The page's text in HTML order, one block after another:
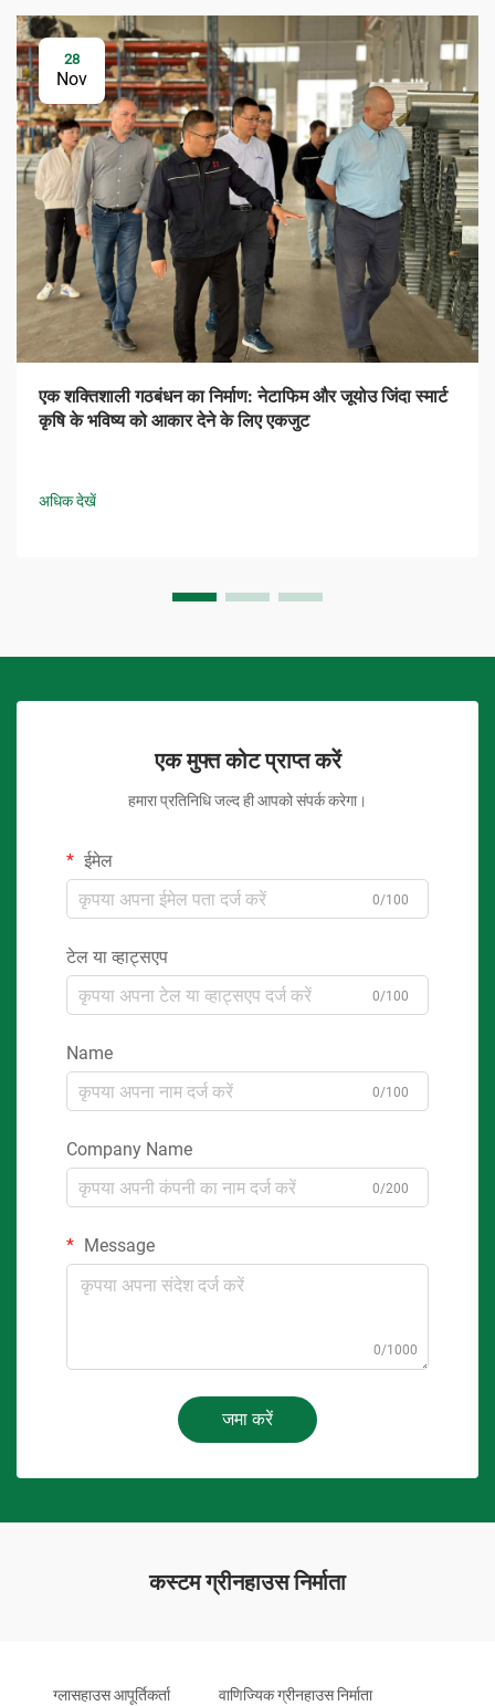
28
Nov
एक शक्तिशाली गठबंधन का निर्माण: नेटाफिम और जूयोउ जिंदा स्मार्ट
कृषि के भविष्य को आकार देने के लिए एकजुट
अधिक देखें
एक मुफ्त कोट प्राप्त करें
हमारा प्रतिनिधि जल्द ही आपको संपर्क करेगा।
ईमेल
0/100
टेल या व्हाट्सएप
0/100
Name
0/100
Company Name
0/200
Message
0/1000
जमा करें
कस्टम ग्रीनहाउस निर्माता
ग्लासहाउस आपूर्तिकर्ता वाणिज्यिक ग्रीनहाउस निर्माता